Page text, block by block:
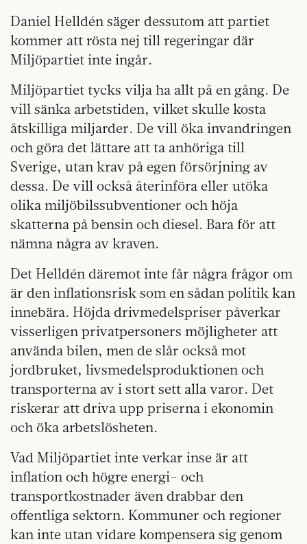
Daniel Helldén säger dessutom att partiet
kommer att rösta nej till regeringar där
Miljöpartiet inte ingår.
Miljöpartiet tycks vilja ha allt på en gång. De
vill sänka arbetstiden, vilket skulle kosta
åtskilliga miljarder. De vill öka invandringen
och göra det lättare att ta anhöriga till
Sverige, utan krav på egen försörjning av
dessa. De vill också återinföra eller utöka
olika miljöbilssubventioner och höja
skatterna på bensin och diesel. Bara för att
nämna några av kraven.
Det Helldén däremot inte får några frågor om
är den inflationsrisk som en sådan politik kan
innebära. Höjda drivmedelspriser påverkar
visserligen privatpersoners möjligheter att
använda bilen, men de slår också mot
jordbruket, livsmedelsproduktionen och
transporterna av i stort sett alla varor. Det
riskerar att driva upp priserna i ekonomin
och öka arbetslösheten.
Vad Miljöpartiet inte verkar inse är att
inflation och högre energi- och
transportkostnader även drabbar den
offentliga sektorn. Kommuner och regioner
kan inte utan vidare kompensera sig genom